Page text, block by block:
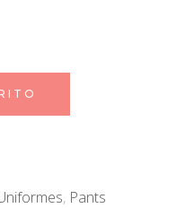
, Pants